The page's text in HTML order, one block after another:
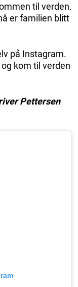
til verden.
er familien blitt
på Instagram.
kom til verden
Pettersen